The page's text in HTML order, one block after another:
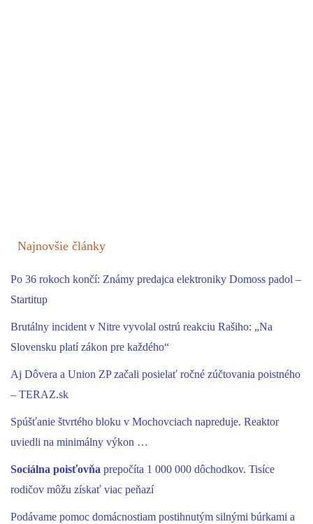
Najnovšie články
Po 36 rokoch končí: Známy predajca elektroniky Domoss padol –
Startitup
Brutálny incident v Nitre vyvolal ostrú reakciu Rašiho: „Na
Slovensku platí zákon pre každého“
Aj Dôvera a Union ZP začali posielať ročné zúčtovania poistného
– TERAZ.sk
Spúšťanie štvrtého bloku v Mochovciach napreduje. Reaktor
uviedli na minimálny výkon …
Sociálna poisťovňa prepočíta 1 000 000 dôchodkov. Tisíce
rodičov môžu získať viac peňazí
Podávame pomoc domácnostiam postihnutým silnými búrkami a